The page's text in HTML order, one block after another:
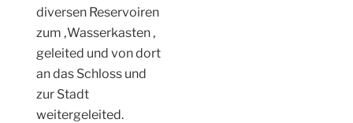
diversen Reservoiren
zum ‚Wasserkasten ‚
geleited und von dort
an das Schloss und
zur Stadt
weitergeleited.